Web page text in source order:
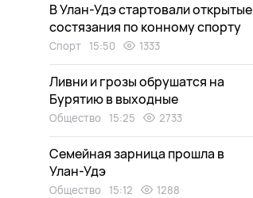
В Улан-Удэ стартовали открытые
состязания по конному спорту
Спорт 15:50 1333
Ливни и грозы обрушатся на
Бурятию в выходные
Общество 15:25 2733
Семейная зарница прошла в
Улан-Удэ
Общество 15:12 1288